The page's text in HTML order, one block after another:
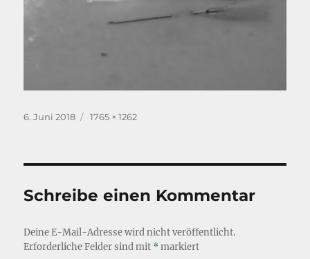
Veröffentlicht
6. Juni 2018 Originalgröße
1765 × 1262
Schreibe einen Kommentar
Deine E-Mail-Adresse wird nicht veröffentlicht.
Erforderliche Felder sind mit *markiert